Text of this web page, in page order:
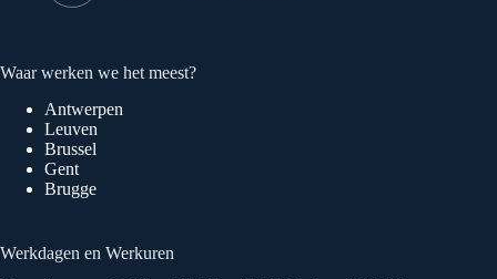
Waar werken we het meest?
Antwerpen
Leuven
Brussel
Gent
Brugge
Werkdagen en Werkuren